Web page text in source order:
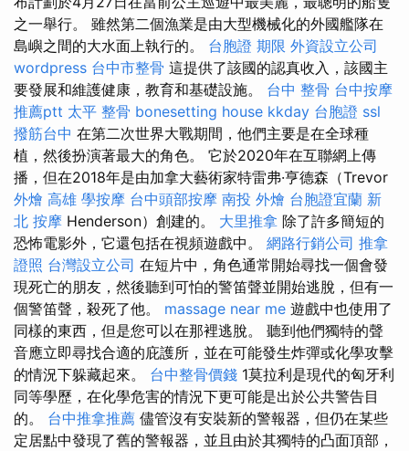
之一舉行。 雖然第二個漁業是由大型機械化的外國艦隊在
島嶼之間的大水面上執行的。 台胞證 期限 外資設立公司
wordpress 台中市整骨 這提供了該國的認真收入，該國主
要發展和維護健康，教育和基礎設施。 台中 整骨 台中按摩
推薦ptt 太平 整骨 bonesetting house kkday 台胞證 ssl
撥筋台中 在第二次世界大戰期間，他們主要是在全球種
植，然後扮演著最大的角色。 它於2020年在互聯網上傳
播，但在2018年是由加拿大藝術家特雷弗·亨德森（Trevor
外燴 高雄 學按摩 台中頭部按摩 南投 外燴 台胞證宜蘭 新
北 按摩 Henderson）創建的。 大里推拿 除了許多簡短的
恐怖電影外，它還包括在視頻遊戲中。 網路行銷公司 推拿
證照 台灣設立公司 在短片中，角色通常開始尋找一個會發
現死亡的朋友，然後聽到可怕的警笛聲並開始逃脫，但有一
個警笛聲，殺死了他。 massage near me 遊戲中也使用了
同樣的東西，但是您可以在那裡逃脫。 聽到他們獨特的聲
音應立即尋找合適的庇護所，並在可能發生炸彈或化學攻擊
的情況下躲藏起來。 台中整骨價錢 1莫拉利是現代的匈牙利
同等學歷，在化學危害的情況下更可能是出於公共警告目
的。 台中推拿推薦 儘管沒有安裝新的警報器，但仍在某些
定居點中發現了舊的警報器，並且由於其獨特的凸面頂部，